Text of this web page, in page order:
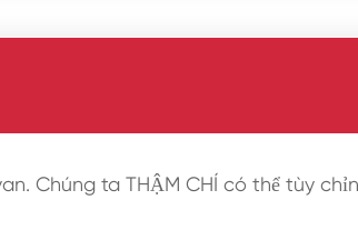
Chúng ta THẬM CHÍ có thể tùy